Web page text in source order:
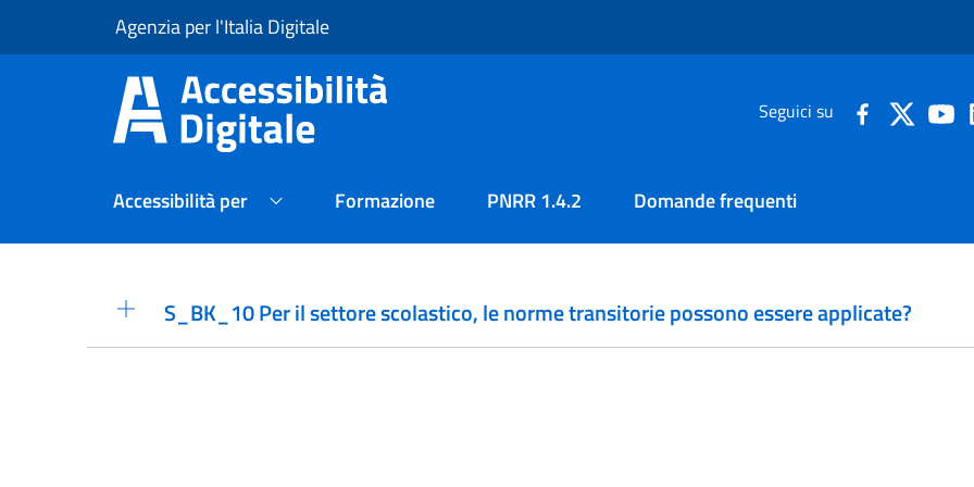
Agenzia per l'Italia Digitale
Seguici su
Accessibilità per Formazione PNRR 1.4.2 Domande frequenti
S_BK_10 Per il settore scolastico, le norme transitorie possono essere applicate?